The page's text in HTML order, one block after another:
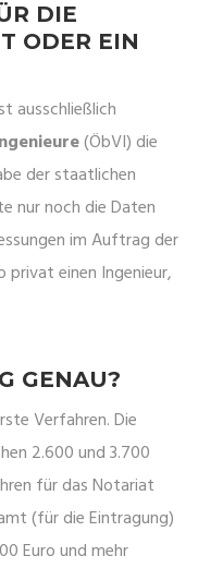
DIE
ODER EIN
ausschließlich
(ÖbVI) die
der staatlichen
nur noch die Daten
im Auftrag der
privat einen Ingenieur,
GENAU?
Verfahren. Die
2.600 und 3.700
für das Notariat
(für die Eintragung)
Euro und mehr